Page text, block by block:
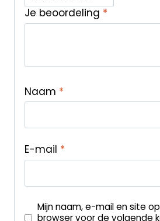
Je beoordeling *
Naam *
E-mail *
Mijn naam, e-mail en site
browser voor de volgende